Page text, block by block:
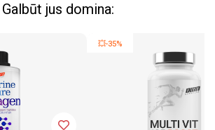
Galbūt jus domina:
💥-35%